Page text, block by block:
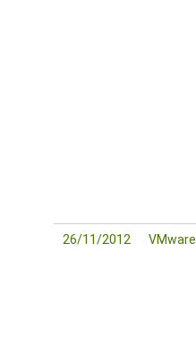
26/11/2012 VMware